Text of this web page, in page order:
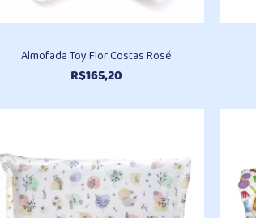
Almofada Toy Flor Costas Rosé
R$165,20